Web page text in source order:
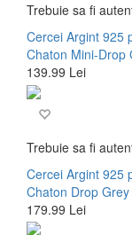
Trebuie sa fi
Cercei Argint 925
Chaton Mini-Drop
139.99 Lei
Trebuie sa fi
Cercei Argint 925
Chaton Drop
179.99 Lei